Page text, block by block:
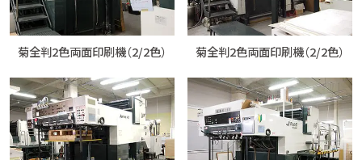
菊全判2色両面印刷機（2/2色） 菊全判2色両面印刷機（2/2色）